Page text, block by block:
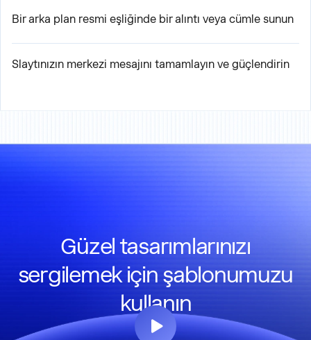
Bir arka plan resmi eşliğinde bir alıntı veya cümle sunun
Slaytınızın merkezi mesajını tamamlayın ve güçlendirin
Güzel tasarımlarınızı
sergilemek için şablonumuzu
kullanın